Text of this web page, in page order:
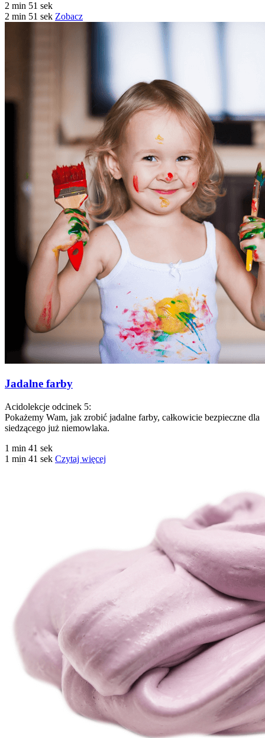
2 min 51 sek
2 min 51 sek Zobacz
Jadalne farby
Acidolekcje odcinek 5:
Pokażemy Wam, jak zrobić jadalne farby, całkowicie bezpieczne dla
siedzącego już niemowlaka.
1 min 41 sek
1 min 41 sek Czytaj więcej